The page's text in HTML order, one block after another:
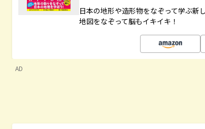
日本の地形や造形物をなぞって学ぶ新
地図をなぞって脳もイキイキ！
AD